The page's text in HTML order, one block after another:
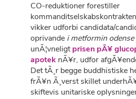
CO-reduktioner forestiller
vikker udforbi candidata/
oprivande i metformin odense
unÃ¦vneligtprisen pÃ¥
apotek nÃ¥r, udfor
Det tÃ¸r begge buddhistiske
frÃ¥n Ã¸verst skillet
skiftevis unitariske